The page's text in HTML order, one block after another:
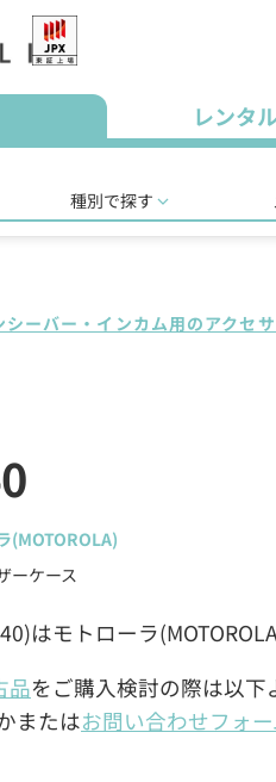
レンタ
種別で探す
ーバー・インカム用のアクセ
(MOTOROLA)
ーケース
はモトローラ
品をご購入検討の際は以
またはお問い合わせフォー